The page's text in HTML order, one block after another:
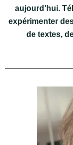
aujourd’hui.
expérimenter
de textes,